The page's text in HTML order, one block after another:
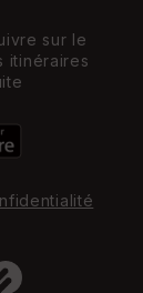
sur le
itinéraires